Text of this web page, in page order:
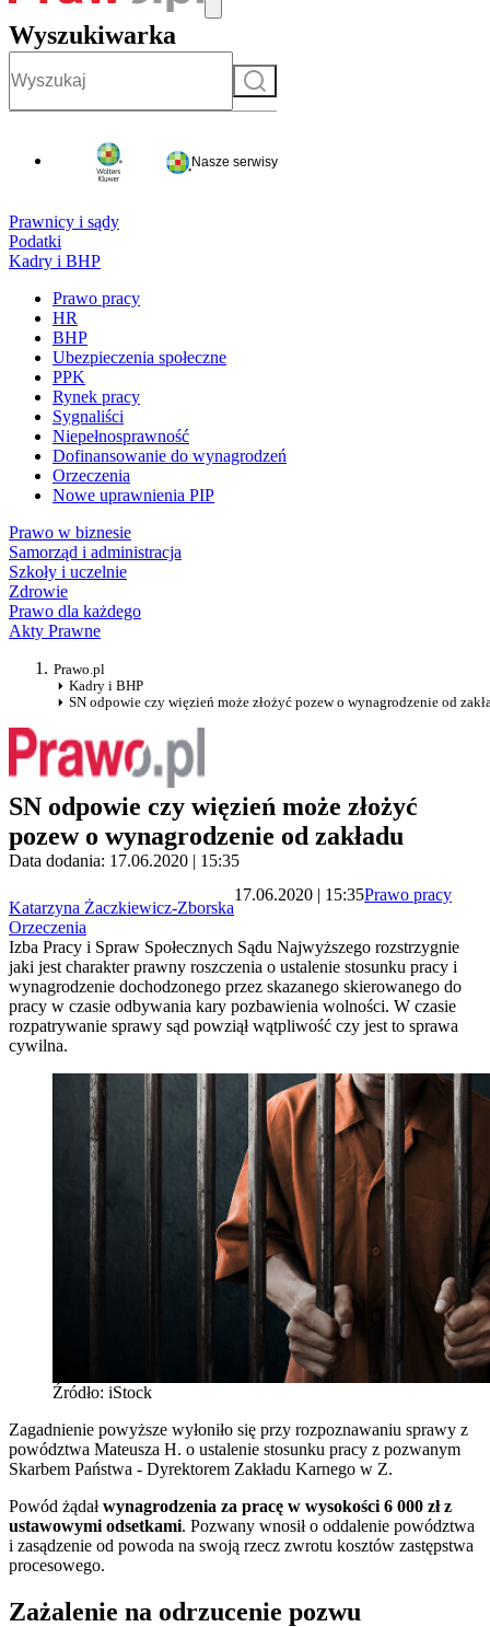
Wyszukiwarka
Szukaj
Nasze serwisy
Prawnicy i sądy
Podatki
Kadry i BHP
Prawo pracy
HR
BHP
Ubezpieczenia społeczne
PPK
Rynek pracy
Sygnaliści
Niepełnosprawność
Dofinansowanie do wynagrodzeń
Orzeczenia
Nowe uprawnienia PIP
Prawo w biznesie
Samorząd i administracja
Szkoły i uczelnie
Zdrowie
Prawo dla każdego
Akty Prawne
Prawo.pl
Kadry i BHP
SN odpowie czy więzień może złożyć pozew o wynagrodzenie od
SN odpowie czy więzień może złożyć
pozew o wynagrodzenie od zakładu
Data dodania: 17.06.2020 | 15:35
Katarzyna Żaczkiewicz-Zborska
17.06.2020 | 15:35Prawo pracy
Orzeczenia
Izba Pracy i Spraw Społecznych Sądu Najwyższego rozstrzygnie
jaki jest charakter prawny roszczenia o ustalenie stosunku pracy i
wynagrodzenie dochodzonego przez skazanego skierowanego do
pracy w czasie odbywania kary pozbawienia wolności. W czasie
rozpatrywanie sprawy sąd powziął wątpliwość czy jest to sprawa
cywilna.
Źródło: iStock
Zagadnienie powyższe wyłoniło się przy rozpoznawaniu sprawy z
powództwa Mateusza H. o ustalenie stosunku pracy z pozwanym
Skarbem Państwa - Dyrektorem Zakładu Karnego w Z.
Powód żądałwynagrodzenia za pracę w wysokości 6 000 zł z
ustawowymi odsetkami. Pozwany wnosił o oddalenie powództwa
i zasądzenie od powoda na swoją rzecz zwrotu kosztów zastępstwa
procesowego.
Zażalenie na odrzucenie pozwu